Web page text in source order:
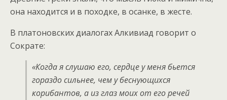
она находится и в походке, в осанке, в жесте.
В платоновских диалогах Алкивиад говорит о
Сократе:
«Когда я слушаю его, сердце у меня бьется
гораздо сильнее, чем у беснующихся
корибантов, а из глаз моих от его речей